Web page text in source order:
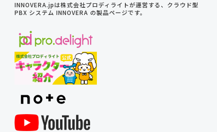
INNOVERA.jpは株式会社プロディライトが運営する、クラウド型
PBX システム INNOVERA の製品ページです。